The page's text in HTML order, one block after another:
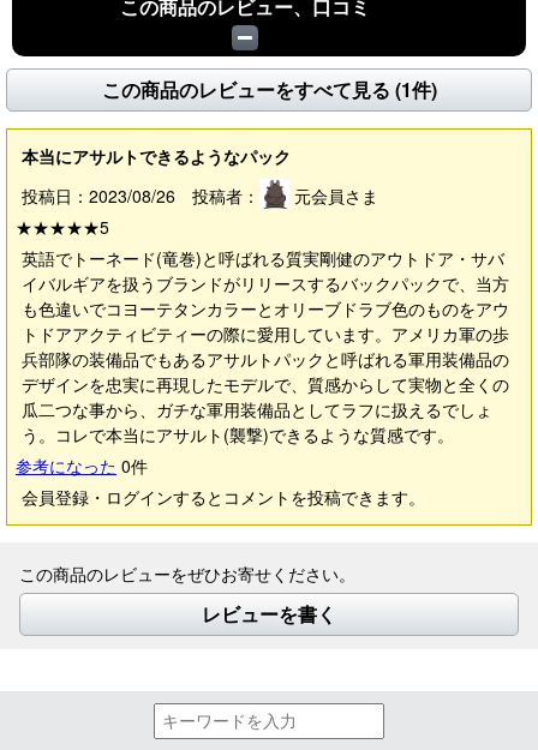
この商品のレビュー、口コミ
この商品のレビューをすべて見る (1件)
本当にアサルトできるようなパック
投稿日：2023/08/26 投稿者：
元会員さま
★★★★★5
英語でトーネード(竜巻)と呼ばれる質実剛健のアウトドア・サバ
イバルギアを扱うブランドがリリースするバックパックで、当方
も色違いでコヨーテタンカラーとオリーブドラブ色のものをアウ
トドアアクティビティーの際に愛用しています。アメリカ軍の歩
兵部隊の装備品でもあるアサルトパックと呼ばれる軍用装備品の
デザインを忠実に再現したモデルで、質感からして実物と全くの
瓜二つな事から、ガチな軍用装備品としてラフに扱えるでしょ
う。コレで本当にアサルト(襲撃)できるような質感です。
参考になった 0件
会員登録・ログインするとコメントを投稿できます。
この商品のレビューをぜひお寄せください。
レビューを書く